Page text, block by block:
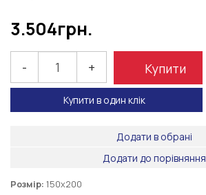
3.504грн.
- + Купити
Купити в один клік
Додати в обрані
Додати до порівняння
Розмір: 150х200